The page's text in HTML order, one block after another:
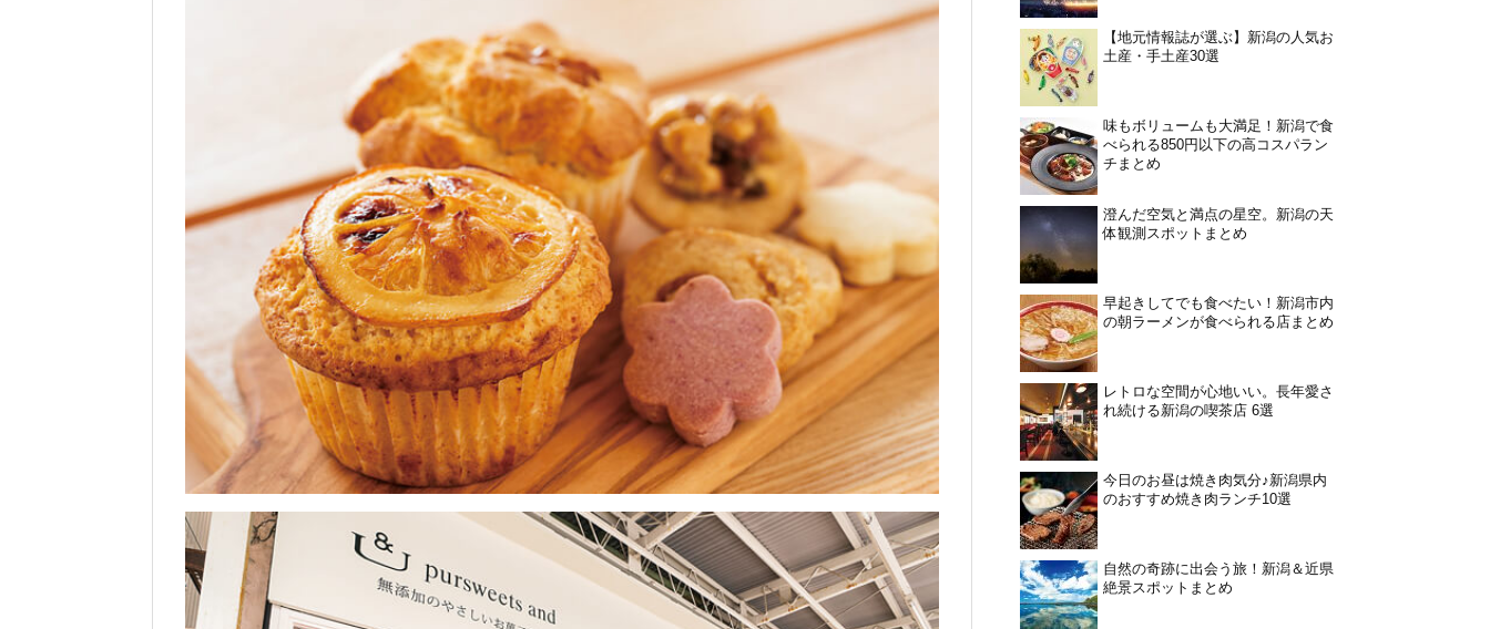
【地元情報誌が選ぶ】新潟の人気お
土産・手土産30選
味もボリュームも大満足！新潟で食
べられる850円以下の高コスパラン
チまとめ
澄んだ空気と満点の星空。新潟の天
体観測スポットまとめ
早起きしてでも食べたい！新潟市内
の朝ラーメンが食べられる店まとめ
レトロな空間が心地いい。長年愛さ
れ続ける新潟の喫茶店 6選
今日のお昼は焼き肉気分♪新潟県内
のおすすめ焼き肉ランチ10選
自然の奇跡に出会う旅！新潟＆近県
絶景スポットまとめ